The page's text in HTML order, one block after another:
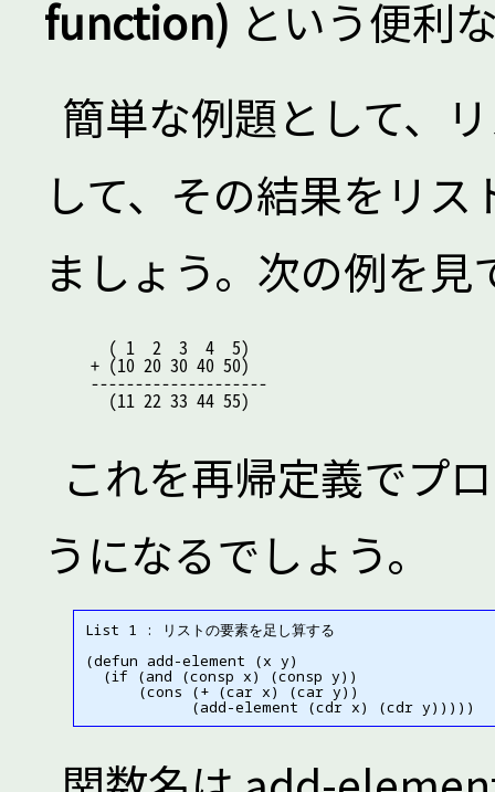
function) という便利
簡単な例題として、
して、その結果をリ
ましょう。次の例を見
  ( 1  2  3  4  5)
+ (10 20 30 40 50)
--------------------
これを再帰定義でプ
うになるでしょう。
List 1 : リストの要素を足し算する
(defun add-element (x y)
  (if (and (consp x) (consp y))
      (cons (+ (car x) (car y))